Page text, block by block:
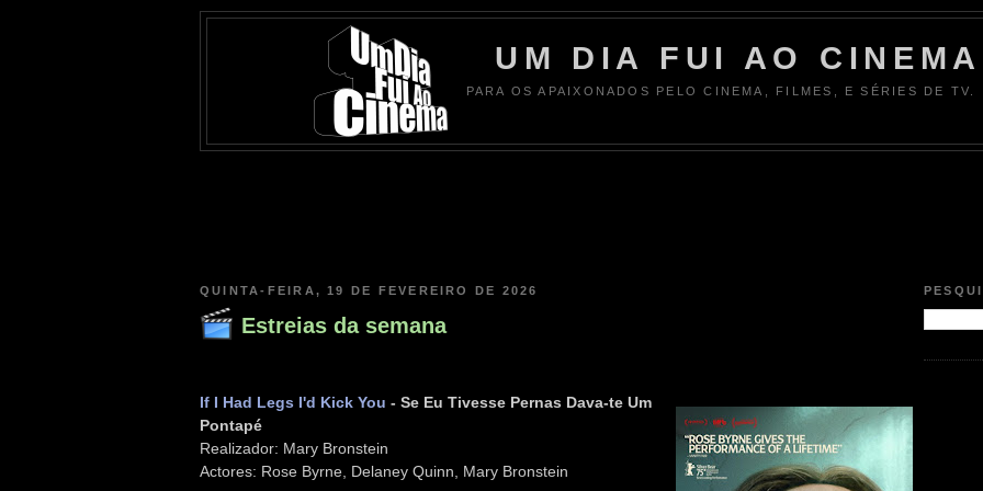
UM DIA FUI AO CINEMA
PARA OS APAIXONADOS PELO CINEMA, FILMES, E SÉRIES DE TV.
QUINTA-FEIRA, 19 DE FEVEREIRO DE 2026
Estreias da semana
If I Had Legs I'd Kick You - Se Eu Tivesse Pernas Dava-te Um
Pontapé
Realizador: Mary Bronstein
Actores: Rose Byrne, Delaney Quinn, Mary Bronstein